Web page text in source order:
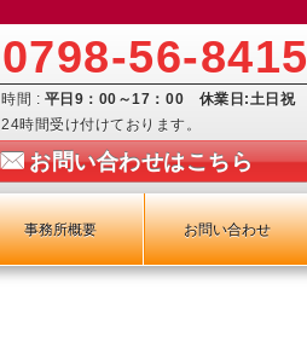
0798-56-8415
間 : 平日9：00～17：00 休業日:土日祝
時間受け付けております。
お問い合わせはこちら
事務所概要 お問い合わせ